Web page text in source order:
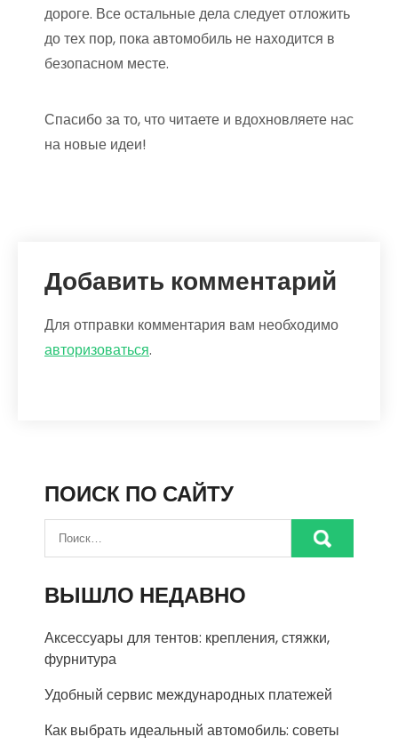
дороге. Все остальные дела следует отложить
до тех пор, пока автомобиль не находится в
безопасном месте.
Спасибо за то, что читаете и вдохновляете нас
на новые идеи!
Добавить комментарий
Для отправки комментария вам необходимо
авторизоваться.
ПОИСК ПО САЙТУ
ВЫШЛО НЕДАВНО
Аксессуары для тентов: крепления, стяжки,
фурнитура
Удобный сервис международных платежей
Как выбрать идеальный автомобиль: советы